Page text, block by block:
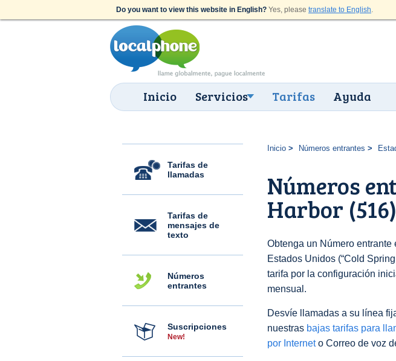
Do you want to view this website in English? Yes, please translate to English.
Inicio Servicios Tarifas Ayuda
Tarifas de
llamadas
Tarifas de
mensajes de
texto
Números
entrantes
Suscripciones
New!
Inicio Números entrantes
Números
Harbor (516)
Obtenga un Número
Estados Unidos (“Cold
tarifa por la configuración
mensual.
Desvíe llamadas a su línea
nuestras bajas tarifas para
por Interneto Correo de voz